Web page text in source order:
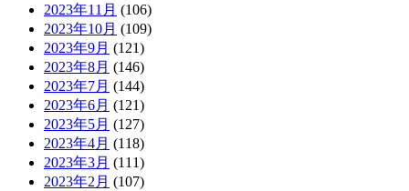
2023年11月 (106)
2023年10月 (109)
2023年9月 (121)
2023年8月 (146)
2023年7月 (144)
2023年6月 (121)
2023年5月 (127)
2023年4月 (118)
2023年3月 (111)
2023年2月 (107)